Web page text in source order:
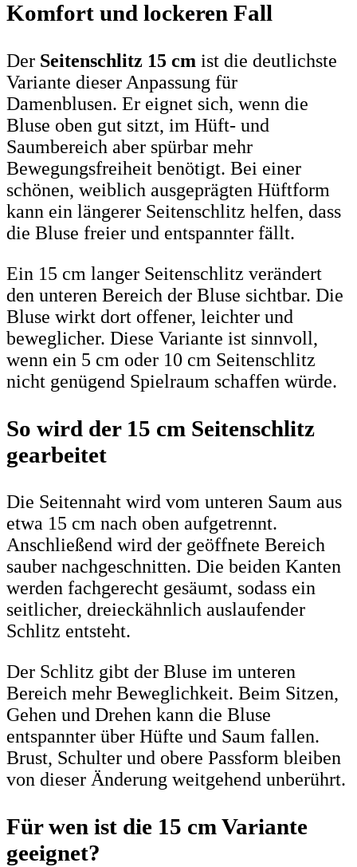
Komfort und lockeren Fall
Der Seitenschlitz 15 cm ist die deutlichste
Variante dieser Anpassung für
Damenblusen. Er eignet sich, wenn die
Bluse oben gut sitzt, im Hüft- und
Saumbereich aber spürbar mehr
Bewegungsfreiheit benötigt. Bei einer
schönen, weiblich ausgeprägten Hüftform
kann ein längerer Seitenschlitz helfen, dass
die Bluse freier und entspannter fällt.
Ein 15 cm langer Seitenschlitz verändert
den unteren Bereich der Bluse sichtbar. Die
Bluse wirkt dort offener, leichter und
beweglicher. Diese Variante ist sinnvoll,
wenn ein 5 cm oder 10 cm Seitenschlitz
nicht genügend Spielraum schaffen würde.
So wird der 15 cm Seitenschlitz
gearbeitet
Die Seitennaht wird vom unteren Saum aus
etwa 15 cm nach oben aufgetrennt.
Anschließend wird der geöffnete Bereich
sauber nachgeschnitten. Die beiden Kanten
werden fachgerecht gesäumt, sodass ein
seitlicher, dreieckähnlich auslaufender
Schlitz entsteht.
Der Schlitz gibt der Bluse im unteren
Bereich mehr Beweglichkeit. Beim Sitzen,
Gehen und Drehen kann die Bluse
entspannter über Hüfte und Saum fallen.
Brust, Schulter und obere Passform bleiben
von dieser Änderung weitgehend unberührt.
Für wen ist die 15 cm Variante
geeignet?